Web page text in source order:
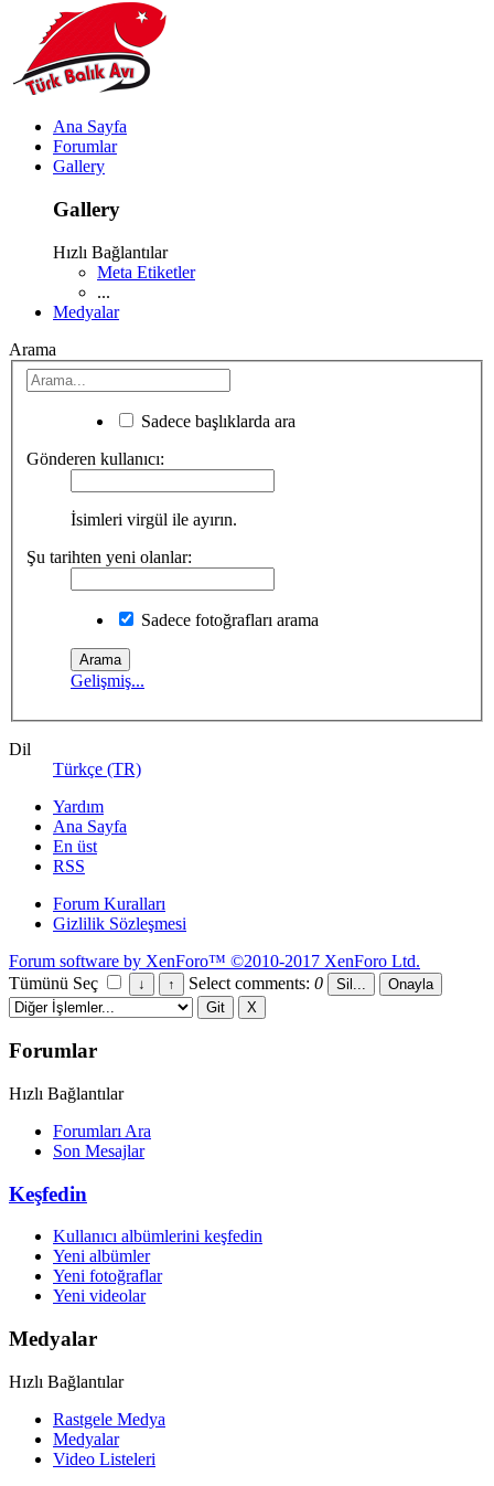
Ana Sayfa
Forumlar
Gallery
Gallery
Hızlı Bağlantılar
Meta Etiketler
...
Medyalar
Arama
Sadece başlıklarda ara
Gönderen kullanıcı:
İsimleri virgül ile ayırın.
Şu tarihten yeni olanlar:
Sadece fotoğrafları arama
Gelişmiş...
Dil
Türkçe (TR)
Yardım
Ana Sayfa
En üst
RSS
Forum Kuralları
Gizlilik Sözleşmesi
Forum software by XenForo™ ©2010-2017 XenForo Ltd.
Tümünü Seç
Select comments: 0
Forumlar
Hızlı Bağlantılar
Forumları Ara
Son Mesajlar
Keşfedin
Kullanıcı albümlerini keşfedin
Yeni albümler
Yeni fotoğraflar
Yeni videolar
Medyalar
Hızlı Bağlantılar
Rastgele Medya
Medyalar
Video Listeleri